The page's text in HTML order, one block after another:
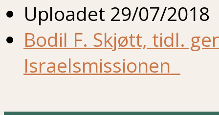
Uploadet 29/07/2018
Bodil F. Skjøtt, tidl.
Israelsmissionen